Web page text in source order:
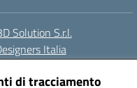
di tracciamento
Solution S.r.l.
Italia